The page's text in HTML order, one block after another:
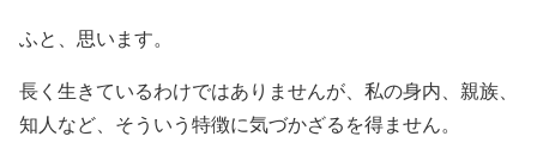
ふと、思います。
長く生きているわけではありませんが、私の身内、親族、
知人など、そういう特徴に気づかざるを得ません。